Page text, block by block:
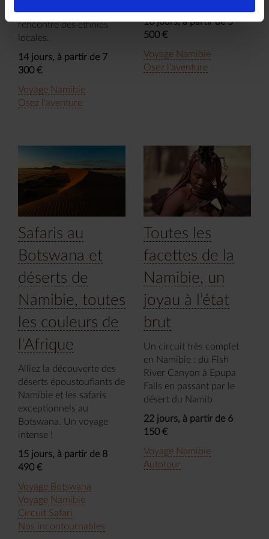
sentiers battus à la
rencontre des ethnies
locales.
14 jours, à partir de 7
300 €
Voyage Namibie
Osez l'aventure
10 jours, à partir de 5
500 €
Voyage Namibie
Osez l'aventure
Safaris au
Botswana et
déserts de
Namibie, toutes
les couleurs de
l'Afrique
Alliez la découverte des
déserts époustouflants de
Namibie et les safaris
exceptionnels au
Botswana. Un voyage
intense !
15 jours, à partir de 8
490 €
Voyage Botswana
Voyage Namibie
Circuit Safari
Nos incontournables
Toutes les
facettes de la
Namibie, un
joyau à l’état
brut
Un circuit très complet
en Namibie : du Fish
River Canyon à Epupa
Falls en passant par le
désert du Namib
22 jours, à partir de 6
150 €
Voyage Namibie
Autotour